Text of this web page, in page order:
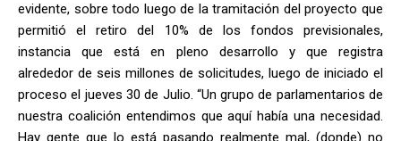
evidente, sobre todo luego de la tramitación del proyecto que
permitió el retiro del 10% de los fondos previsionales,
instancia que está en pleno desarrollo y que registra
alrededor de seis millones de solicitudes, luego de iniciado el
proceso el jueves 30 de Julio. “Un grupo de parlamentarios de
nuestra coalición entendimos que aquí había una necesidad.